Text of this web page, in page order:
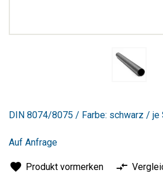
der
springen
DIN 8074/8075 / Farbe: schwarz / je
Auf Anfrage
Produkt vormerken